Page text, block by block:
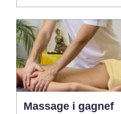
Massage i gagnef